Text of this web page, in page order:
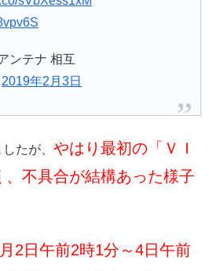
ンテナ 相互
2019年2月3日
たが、 やはり最初の「ＶＩ
、不具合が結構あった様子
2日午前2時1分～4日午前